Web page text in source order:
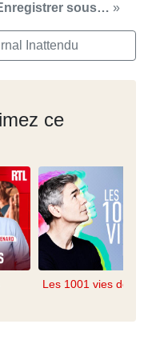
sous… »
Inattendu
ce
Les 1001 vies de...